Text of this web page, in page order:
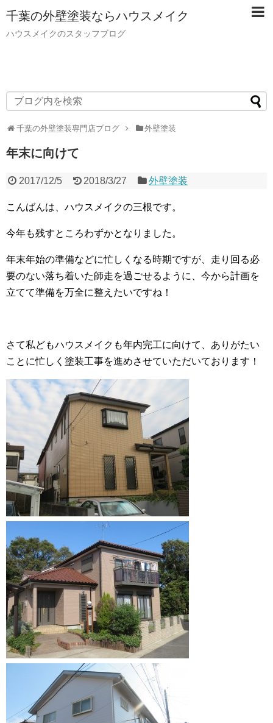
千葉の外壁塗装ならハウスメイク
ハウスメイクのスタッフブログ
千葉の外壁塗装専門店ブログ 外壁塗装
年末に向けて
2017/12/5 2018/3/27 外壁塗装
こんばんは、ハウスメイクの三根です。
今年も残すところわずかとなりました。
年末年始の準備などに忙しくなる時期ですが、走り回る必
要のない落ち着いた師走を過ごせるように、今から計画を
立てて準備を万全に整えたいですね！
さて私どもハウスメイクも年内完工に向けて、ありがたい
ことに忙しく塗装工事を進めさせていただいております！